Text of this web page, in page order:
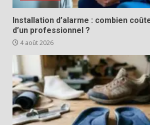
Installation d’alarme : combien
d’un professionnel ?
4 août 2026